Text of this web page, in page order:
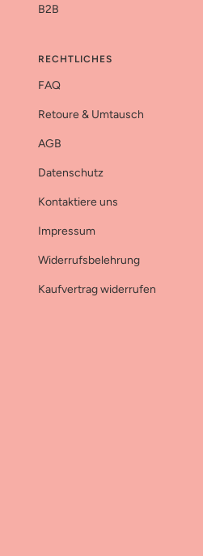
B2B
RECHTLICHES
FAQ
Retoure & Umtausch
AGB
Datenschutz
Kontaktiere uns
Impressum
Widerrufsbelehrung
Kaufvertrag widerrufen